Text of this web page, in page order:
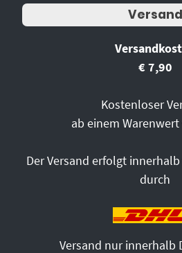
Versand
€ 7,90
Kostenloser
ab einem Warenwert
Der Versand erfolgt
durch
Versand nur innerhalb